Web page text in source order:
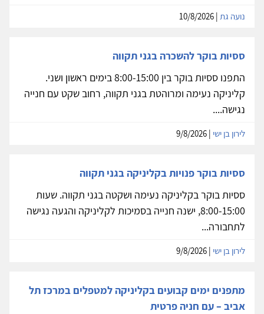
נועה גת
ססיות בוקר להשכרה בגני תקווה
התפנו ססיות בוקר בין 8:00-15:00 בימים ראשון ושני.
קליניקה נעימה ומרוהטת בגני תקווה, רחוב שקט עם חנייה
נגישה....
לירון בן ישי
ססיות בוקר פנויות בקליניקה בגני תקווה
ססיות בוקר בקליניקה נעימה ושקטה בגני תקווה. שעות
8:00-15:00, ישנה חנייה בסמיכות לקליניקה והגעה נגישה
לתחבורה...
לירון בן ישי
מתפנים ימים קבועים בקליניקה למטפלים במרכז תל
אביב – עם חניה פרטית